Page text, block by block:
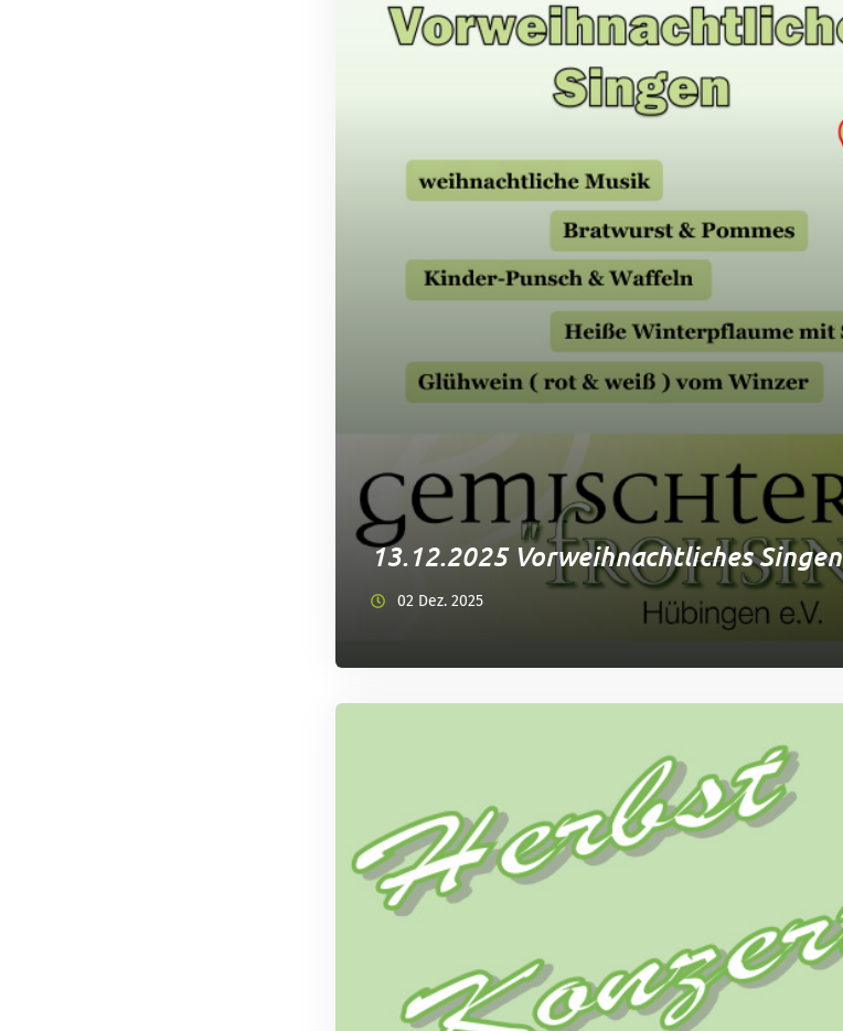
13.12.2025 Vorweihnachtliches Singen
02 Dez. 2025